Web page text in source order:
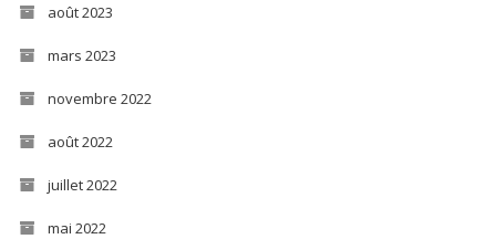
août 2023
mars 2023
novembre 2022
août 2022
juillet 2022
mai 2022